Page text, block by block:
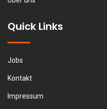
Quick Links
Jobs
Kontakt
Impressum